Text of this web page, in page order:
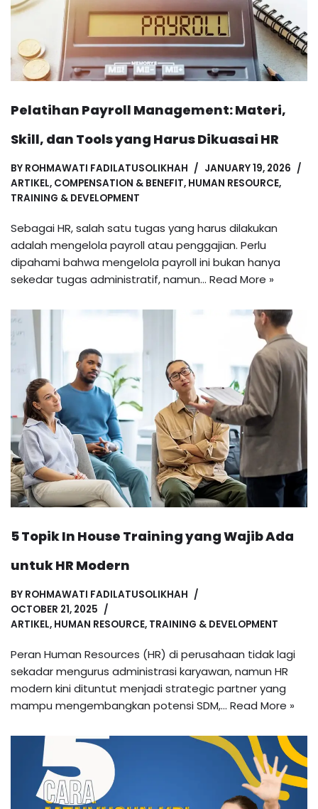
Pelatihan Payroll Management: Materi,
Skill, dan Tools yang Harus Dikuasai HR
BY ROHMAWATI FADILATUSOLIKHAH
JANUARY 19, 2026
ARTIKEL, COMPENSATION & BENEFIT, HUMAN RESOURCE,
TRAINING & DEVELOPMENT
Sebagai HR, salah satu tugas yang harus dilakukan
adalah mengelola payroll atau penggajian. Perlu
dipahami bahwa mengelola payroll ini bukan hanya
sekedar tugas administratif, namun… Read More »
5 Topik In House Training yang Wajib Ada
untuk HR Modern
BY ROHMAWATI FADILATUSOLIKHAH
OCTOBER 21, 2025
ARTIKEL, HUMAN RESOURCE, TRAINING & DEVELOPMENT
Peran Human Resources (HR) di perusahaan tidak lagi
sekadar mengurus administrasi karyawan, namun HR
modern kini dituntut menjadi strategic partner yang
mampu mengembangkan potensi SDM,… Read More »